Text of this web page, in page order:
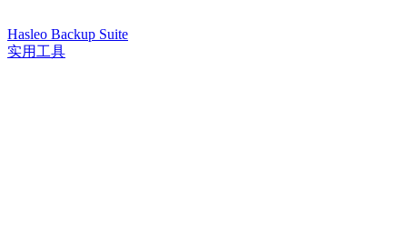
Hasleo Backup Suite
实用工具